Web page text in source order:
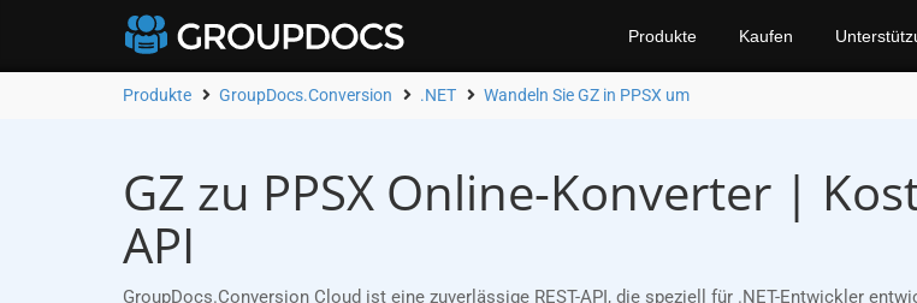
Produkte Kaufen
Produkte GroupDocs.Conversion .NET Wandeln Sie GZ in PPSX um
GZ zu PPSX Online-Konverter |
API
GroupDocs.Conversion Cloud ist eine zuverlässige REST-API, die speziell für .NET-Entwickler